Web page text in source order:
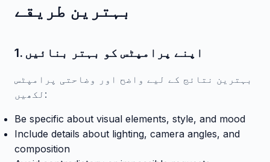
بہترین طریقے
1. اپنے پرامپٹس کو بہتر بنائیں
بہترین نتائج کے لیے واضح اور وضاحتی پرامپٹس
لکھیں:
Be specific about visual elements, style, and mood
Include details about lighting, camera angles, and
composition